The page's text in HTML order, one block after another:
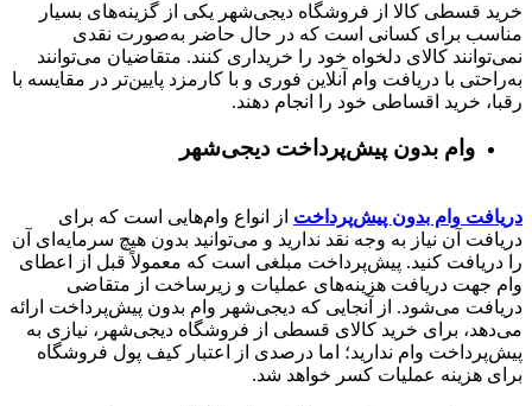
خرید قسطی کالا از فروشگاه دیجی‌شهر یکی از گزینه‌های بسیار
مناسب برای کسانی است که در حال حاضر به‌صورت نقدی
نمی‌توانند کالای دلخواه خود را خریداری کنند. متقاضیان می‌توانند
به‌راحتی با دریافت وام آنلاین فوری و با کارمزد پایین‌تر در مقایسه با
رقبا، خرید اقساطی خود را انجام دهند.
وام بدون پیش‌پرداخت‌ دیجی‌شهر
دریافت وام بدون پیش‌پرداخت از انواع وام‌هایی است که برای
دریافت آن نیاز به وجه نقد ندارید و می‌توانید بدون هیچ سرمایه‌ای آن
را دریافت کنید. پیش‌پرداخت مبلغی است که معمولاً قبل از اعطای
وام جهت دریافت هزینه‌های عملیات و زیرساخت از متقاضی
دریافت می‌شود. از آنجایی که دیجی‌شهر وام بدون پیش‌پرداخت ارائه
می‌دهد، برای خرید کالای قسطی از فروشگاه دیجی‌شهر، نیازی به
پیش‌پرداخت وام ندارید؛ اما درصدی از اعتبار کیف پول فروشگاه
برای هزینه عملیات کسر خواهد شد.